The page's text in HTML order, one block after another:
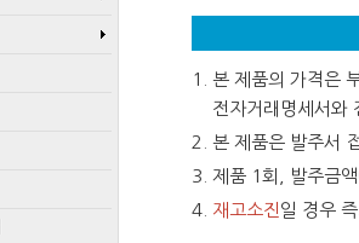
본 제품의 가격은
전자거래명세서와
본 제품은 발주서
제품 1회, 발주금
재고소진 일 경우